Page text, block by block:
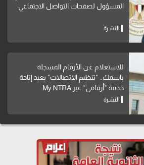
المسؤول لصفحات التواصل الاجتماعي
النشرة
للاستعلام عن الأرقام المسجلة
باسمك.. "تنظيم الاتصالات" يعيد إتاحة
خدمة "أرقامي" عبر My NTRA
النشرة